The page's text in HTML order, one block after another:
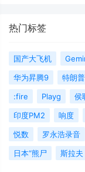
热门标签
国产大飞机
华为昇腾9
特朗
:fire
Playg 侯
印度PM2
响度
悦数
罗永浩录音
日本“熊尸
斯拉夫